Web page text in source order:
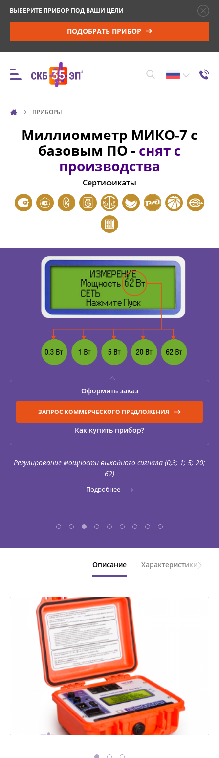
ВЫБЕРИТЕ ПРИБОР ПОД ВАШИ ЦЕЛИ
ПОДОБРАТЬ ПРИБОР
ПРИБОРЫ
КОНТРОЛЬ ПАРАМЕТРОВ И МОНИТОРИНГ
УПРАВЛЕНИЕ ПРИВОДОМ ВВ И ПРОВЕРКА
МИНИМАЛЬНОГО НАПРЯЖЕНИЯ
СРАБАТЫВАНИЯ
ИЗМЕРЕНИЕ СОПРОТИВЛЕНИЯ В ИНДУКТИВНЫХ
РАЗМАГНИЧИВАНИЕ ТРАНСФОРМАТОРОВ
ДИАГНОСТИКА УСТРОЙСТВ РПН СИЛОВЫХ
ТРАНСФОРМАТОРОВ
ТРАССОПОИСКОВОЕ УСТРОЙСТВО И
АРХИВ
ПОДОБРАТЬ ПРИБОР
КАТАЛОГ
АКЦИИ
ОБУЧЕНИЕ
ПРИБОРЫ
Миллиомметр МИКО-7 с
базовым ПО - снят с
производства
Сертификаты
Оформить заказ
ЗАПРОС КОММЕРЧЕСКОГО ПРЕДЛОЖЕНИЯ
Как купить прибор?
Регулирование мощности выходного сигнала (0,3; 1; 5; 20;
62)
Подробнее
Описание Характеристики